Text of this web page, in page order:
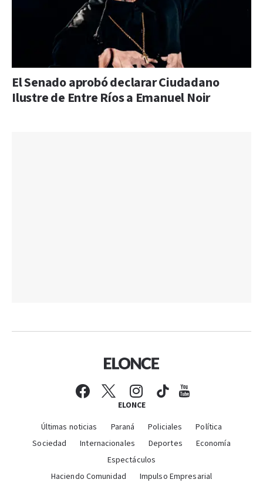
El Senado aprobó declarar Ciudadano
Ilustre de Entre Ríos a Emanuel Noir
ELONCE
Últimas noticias Paraná Policiales
Política
Sociedad
Internacionales Deportes
Economía
Espectáculos
Haciendo Comunidad
Impulso Empresarial